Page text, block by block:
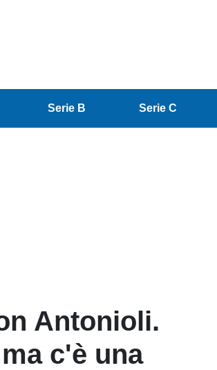
Serie B Serie C
Antonioli.
c'è una